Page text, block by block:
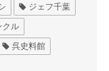
ジェフ千葉
クル
呉史料館